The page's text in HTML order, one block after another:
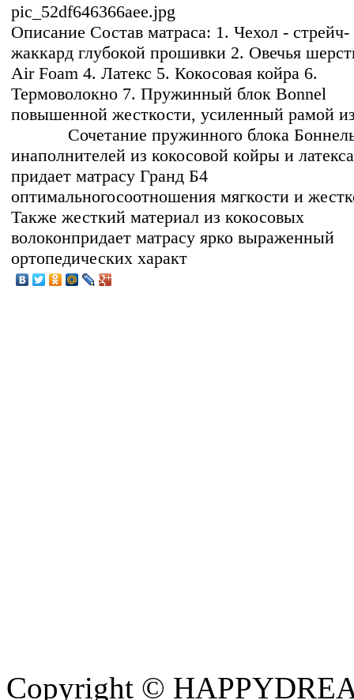
pic_52df646366aee.jpg
Описание Состав матраса: 1. Чехол - стрейч-
жаккард глубокой прошивки 2. Овечья
Air Foam 4. Латекс 5. Кокосовая койра 6.
Термоволокно 7. Пружинный блок Bonnel
повышенной жесткости, усиленный рамой
Сочетание пружинного блока
инаполнителей из кокосовой койры и латекса
придает матрасу Гранд Б4
оптимальногосоотношения мягкости и
Также жесткий материал из кокосовых
волоконпридает матрасу ярко выраженный
ортопедических характ
Copyright ©